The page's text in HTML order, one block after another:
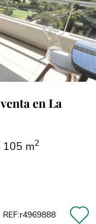
en La
105 m2
REF:r4969888